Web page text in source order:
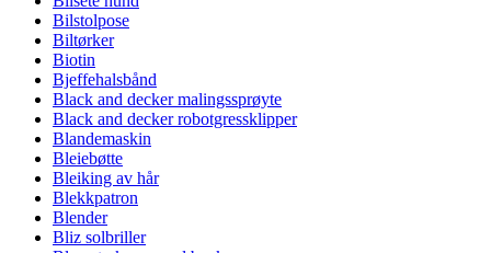
Bilstolpose
Biltørker
Biotin
Bjeffehalsbånd
Black and decker malingssprøyte
Black and decker robotgressklipper
Blandemaskin
Bleiebøtte
Bleiking av hår
Blekkpatron
Blender
Bliz solbriller